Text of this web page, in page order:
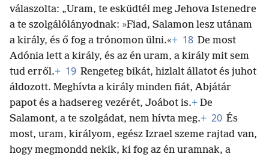
válaszolta: „Uram, te esküdtél meg Jehova Istenedre
a te szolgálólányodnak: »Fiad, Salamon lesz utánam
a király, és ő fog a trónomon ülni.«+ 18 De most
Adónia lett a király, és az én uram, a király mit sem
tud erről.+ 19 Rengeteg bikát, hizlalt állatot és juhot
áldozott. Meghívta a király minden fiát, Abjátár
papot és a hadsereg vezérét, Joábot is.+ De
Salamont, a te szolgádat, nem hívta meg.+ 20 És
most, uram, királyom, egész Izrael szeme rajtad van,
hogy megmondd nekik, ki fog az én uramnak, a